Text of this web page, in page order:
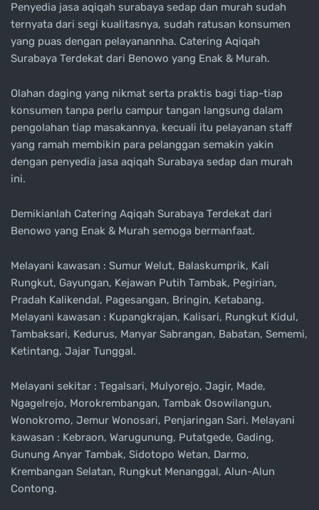
Penyedia jasa aqiqah surabaya sedap dan murah sudah
ternyata dari segi kualitasnya, sudah ratusan konsumen
yang puas dengan pelayanannha. Catering Aqiqah
Surabaya Terdekat dari Benowo yang Enak & Murah.
Olahan daging yang nikmat serta praktis bagi tiap-tiap
konsumen tanpa perlu campur tangan langsung dalam
pengolahan tiap masakannya, kecuali itu pelayanan staff
yang ramah membikin para pelanggan semakin yakin
dengan penyedia jasa aqiqah Surabaya sedap dan murah
ini.
Demikianlah Catering Aqiqah Surabaya Terdekat dari
Benowo yang Enak & Murah semoga bermanfaat.
Melayani kawasan : Sumur Welut, Balaskumprik, Kali
Rungkut, Gayungan, Kejawan Putih Tambak, Pegirian,
Pradah Kalikendal, Pagesangan, Bringin, Ketabang.
Melayani kawasan : Kupangkrajan, Kalisari, Rungkut Kidul,
Tambaksari, Kedurus, Manyar Sabrangan, Babatan, Sememi,
Ketintang, Jajar Tunggal.
Melayani sekitar : Tegalsari, Mulyorejo, Jagir, Made,
Ngagelrejo, Morokrembangan, Tambak Osowilangun,
Wonokromo, Jemur Wonosari, Penjaringan Sari. Melayani
kawasan : Kebraon, Warugunung, Putatgede, Gading,
Gunung Anyar Tambak, Sidotopo Wetan, Darmo,
Krembangan Selatan, Rungkut Menanggal, Alun-Alun
Contong.